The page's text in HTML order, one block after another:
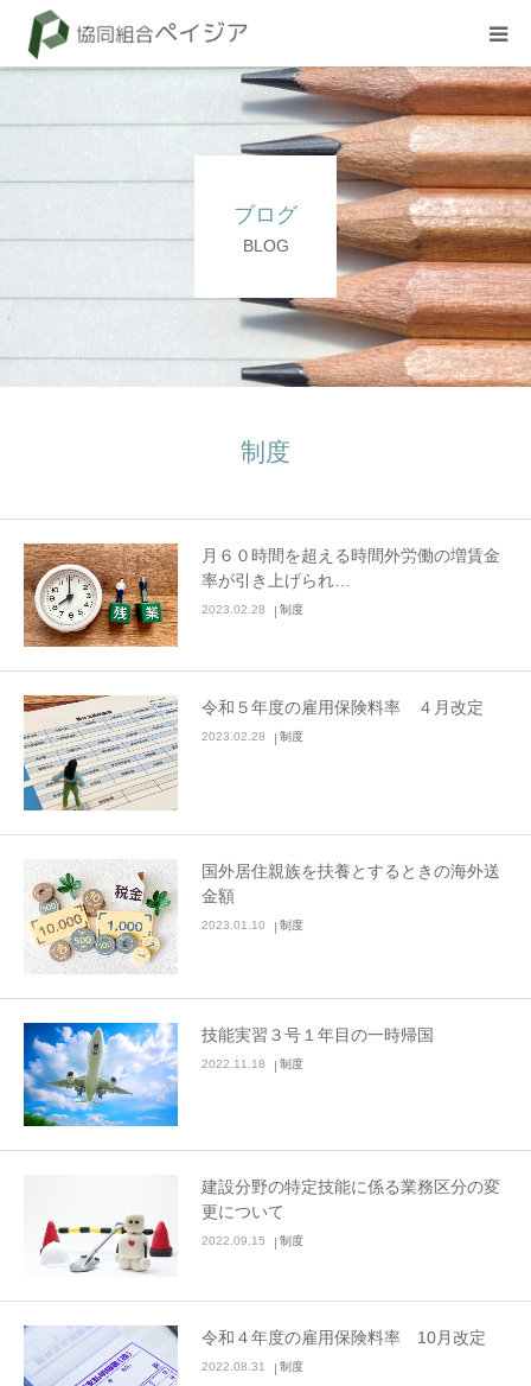
ブログ
BLOG
制度
月６０時間を超える時間外労働の増賃金
率が引き上げられ…
2023.02.28 制度
令和５年度の雇用保険料率 ４月改定
2023.02.28 制度
国外居住親族を扶養とするときの海外送
金額
2023.01.10 制度
技能実習３号１年目の一時帰国
2022.11.18 制度
建設分野の特定技能に係る業務区分の変
更について
2022.09.15 制度
令和４年度の雇用保険料率 10月改定
2022.08.31 制度
BLOG
試験